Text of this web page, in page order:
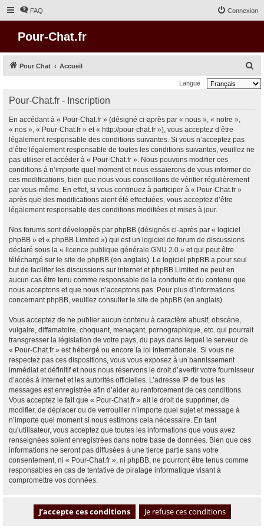
FAQ Connexion
Pour-Chat.fr
Pour Chat Accueil
e
Langue :
Pour-Chat.fr - Inscription
En accédant à « Pour-Chat.fr » (désigné ci-après par « nous », « notre »,
« nos », « Pour-Chat.fr » et « http://pour-chat.fr »), vous acceptez d’être
légalement responsable des conditions suivantes. Si vous n’acceptez pas
d’être légalement responsable de toutes les conditions suivantes, veuillez ne
pas utiliser et accéder à « Pour-Chat.fr ». Nous pouvons modifier ces
conditions à n’importe quel moment et nous essaierons de vous informer de
ces modifications, bien que nous vous conseillons de vérifier régulièrement
par vous-même. En effet, si vous continuez à participer à « Pour-Chat.fr »
après que des modifications aient été effectuées, vous acceptez d’être
légalement responsable des conditions modifiées et mises à jour.
Nos forums sont développés par phpBB (désignés ci-après par « logiciel
phpBB » et « phpBB Limited ») qui est un logiciel de forum de discussions
déclaré sous la « licence publique générale GNU 2.0 » et qui peut être
téléchargé sur le site de phpBB (en anglais). Le logiciel phpBB a pour seul
but de faciliter les discussions sur internet et phpBB Limited ne peut en
aucun cas être tenu comme responsable de la conduite et du contenu que
nous acceptons et que nous n’acceptons pas. Pour plus d’informations
concernant phpBB, veuillez consulter le site de phpBB (en anglais).
Vous acceptez de ne publier aucun contenu à caractère abusif, obscène,
vulgaire, diffamatoire, choquant, menaçant, pornographique, etc. qui pourrait
transgresser la législation de votre pays, du pays dans lequel le serveur de
« Pour-Chat.fr » est hébergé ou encore la loi internationale. Si vous ne
respectez pas ces dispositions, vous vous exposez à un bannissement
immédiat et définitif et nous nous réservons le droit d’avertir votre fournisseur
d’accès à internet et les autorités officielles. L’adresse IP de tous les
messages est enregistrée afin d’aider au renforcement de ces conditions.
Vous acceptez le fait que « Pour-Chat.fr » ait le droit de supprimer, de
modifier, de déplacer ou de verrouiller n’importe quel sujet et message à
n’importe quel moment si nous estimons cela nécessaire. En tant
qu’utilisateur, vous acceptez que toutes les informations que vous avez
renseignées soient enregistrées dans notre base de données. Bien que ces
informations ne seront pas diffusées à une tierce partie sans votre
consentement, ni « Pour-Chat.fr », ni phpBB, ne pourront être tenus comme
responsables en cas de tentative de piratage informatique visant à
compromettre vos données.